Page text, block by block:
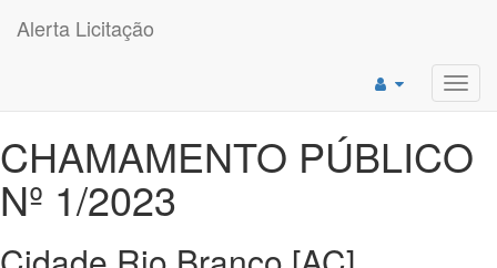
Alerta Licitação
CHAMAMENTO PÚBLICO
Nº 1/2023